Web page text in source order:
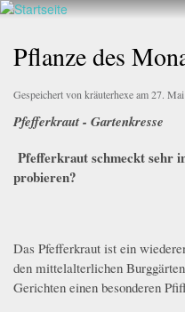
Direkt
Inhalt
Walderlebnis
e.V.
Pflanze des
Gespeichert von kräuterhexeam 27.
Pfefferkraut - Gartenkresse
Pfefferkraut schmeckt sehr
probieren?
Das Pfefferkraut ist ein
den mittelalterlichen
Gerichten einen besonderen